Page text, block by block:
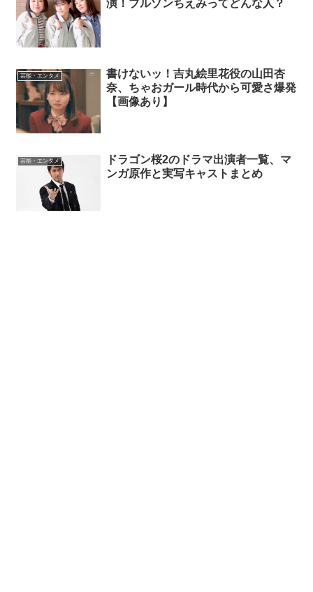
演！ブルゾンちえみってどんな人？
芸能・エンタメ
書けないッ！吉丸絵里花役の山田杏
奈、ちゃおガール時代から可愛さ爆発
【画像あり】
芸能・エンタメ
ドラゴン桜2のドラマ出演者一覧、マ
ンガ原作と実写キャストまとめ